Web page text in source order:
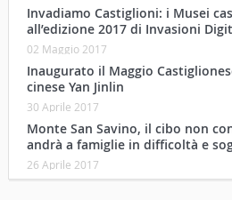
Invadiamo Castiglioni: i Musei
all’edizione 2017 di Invasioni
02 Maggio 2017
Inaugurato il Maggio
cinese Yan Jinlin
30 Aprile 2017
Monte San Savino, il cibo non
andrà a famiglie in difficoltà e
26 Aprile 2017